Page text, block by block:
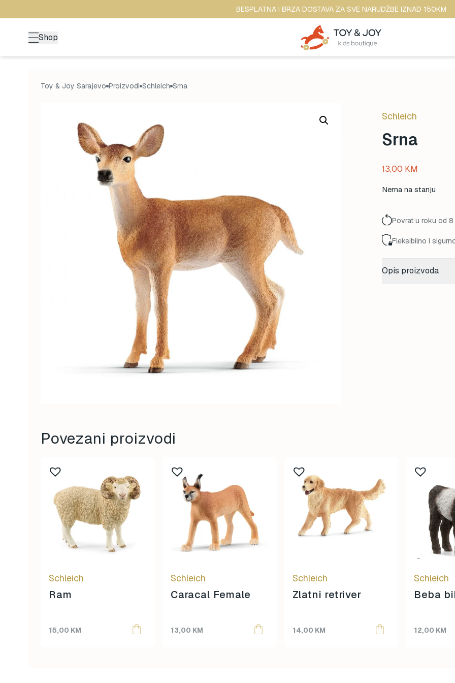
BESPLATNA I BRZA DOSTAVA ZA SVE NARUDŽBE IZNAD 150KM
Shop
Toy & Joy Sarajevo Proizvodi Schleich Srna
Schleich
Srna
13,00 KM
Nema na stanju
Povrat u roku od 8
Fleksibilno i
Opis proizvoda
Povezani proizvodi
Schleich
Ram
15,00 KM
Schleich
Caracal Female
13,00 KM
Schleich
Zlatni retriver
14,00 KM
Schleich
Beba
12,00 KM